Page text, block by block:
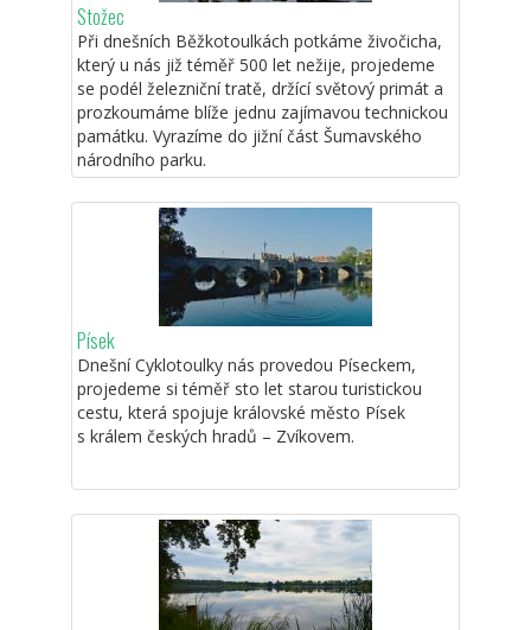
Stožec
Při dnešních Běžkotoulkách potkáme živočicha,
který u nás již téměř 500 let nežije, projedeme
se podél železniční tratě, držící světový primát a
prozkoumáme blíže jednu zajímavou technickou
památku. Vyrazíme do jižní část Šumavského
národního parku.
Písek
Dnešní Cyklotoulky nás provedou Píseckem,
projedeme si téměř sto let starou turistickou
cestu, která spojuje královské město Písek
s králem českých hradů – Zvíkovem.